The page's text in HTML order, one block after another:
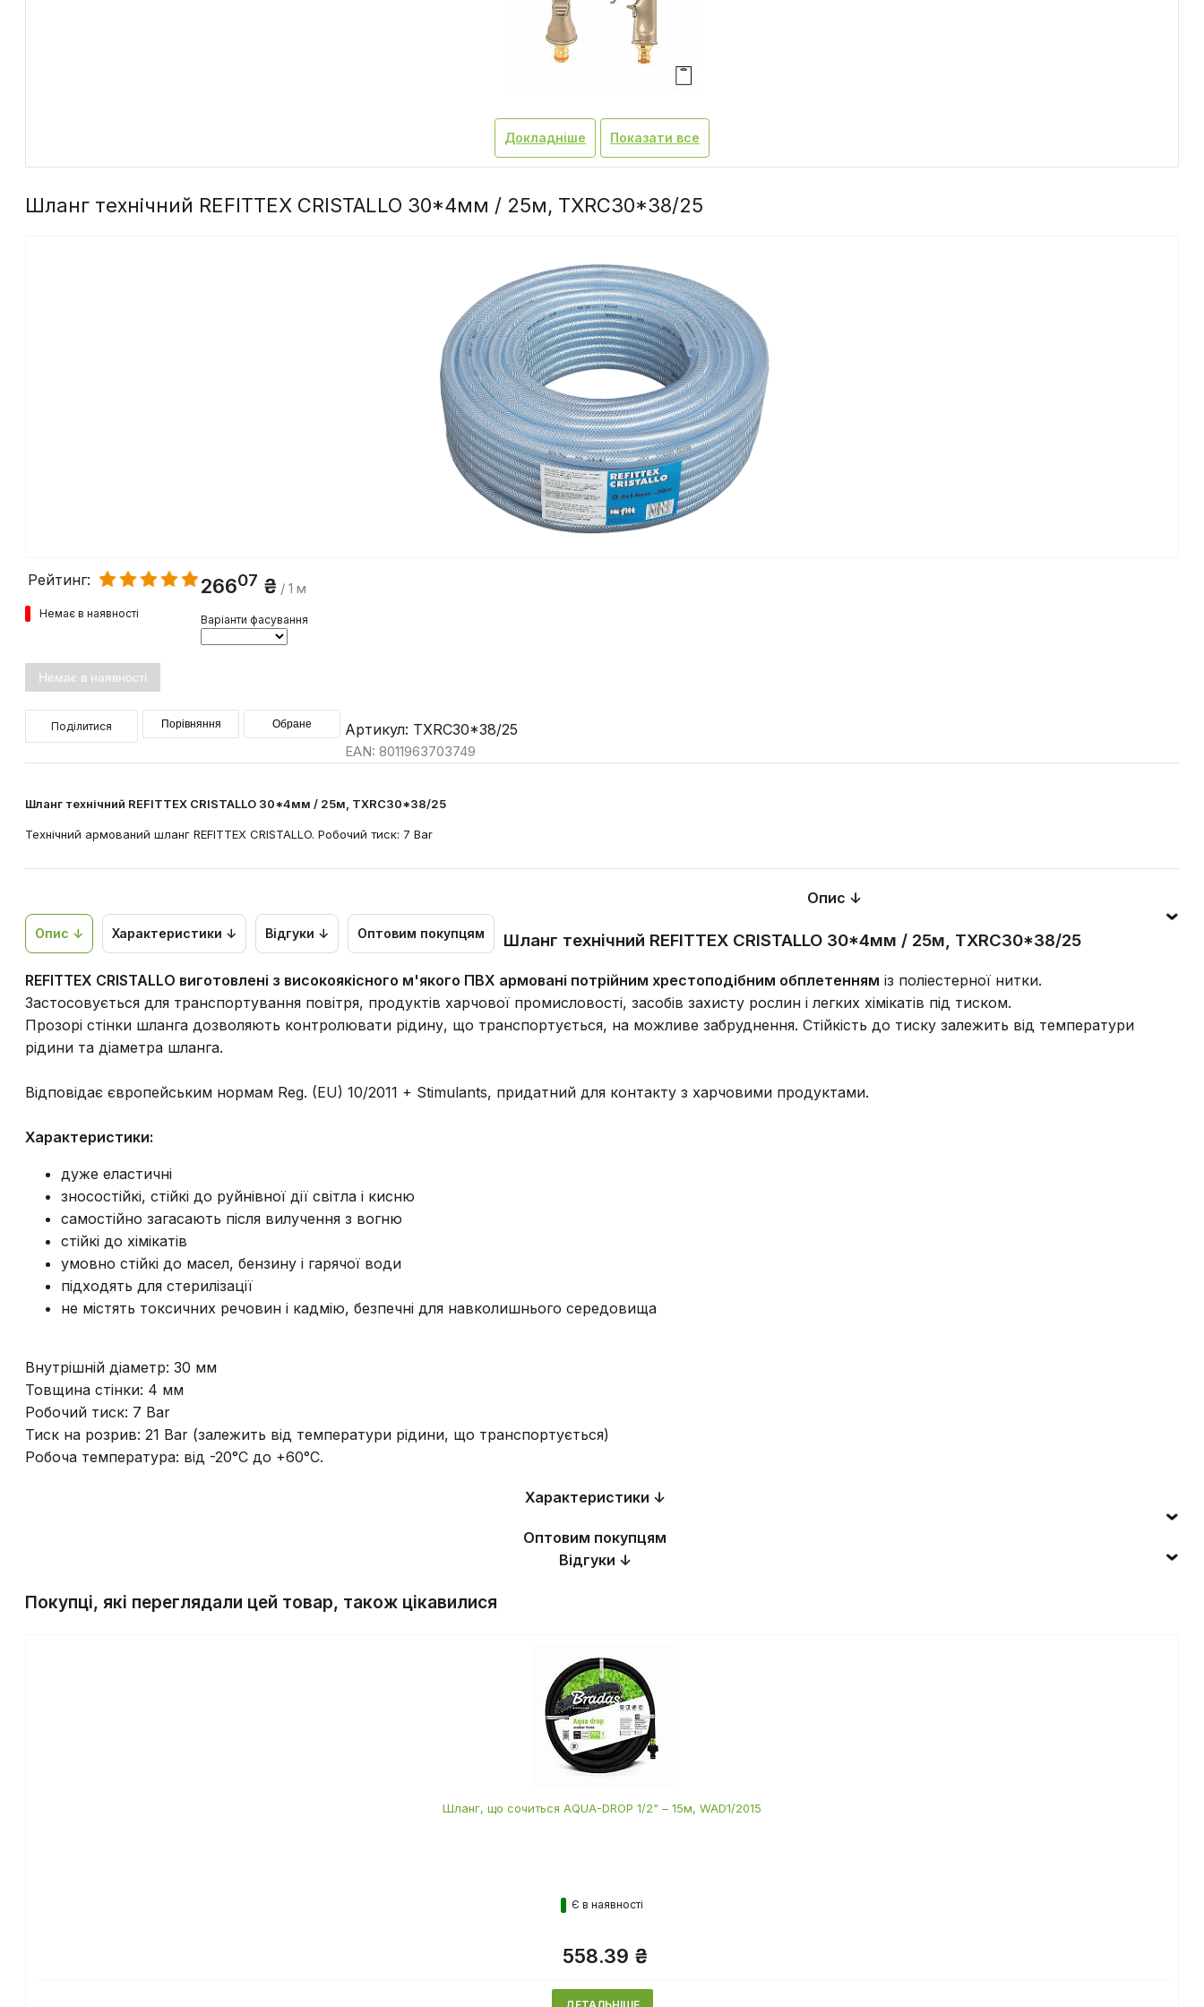
Докладніше Показати все
Шланг технічний REFITTEX CRISTALLO 30*4мм / 25м, TXRC30*38/25
Рейтинг:
Немає в наявності
26607 ₴ / 1 м
Варіанти фасування
Немає в наявності
Поділитися Порівняння Обране Артикул: TXRC30*38/25
EAN: 8011963703749
Шланг технічний REFITTEX CRISTALLO 30*4мм / 25м, TXRC30*38/25
Технічний армований шланг REFITTEX CRISTALLO. Робочий тиск: 7 Bar
Опис ↓ Характеристики ↓ Відгуки ↓ Оптовим покупцям
Опис ↓
Шланг технічний REFITTEX CRISTALLO 30*4мм / 25м, TXRC30*38/25
REFITTEX CRISTALLO виготовлені з високоякісного м'якого ПВХ армовані потрійним хрестоподібним обплетенням із поліестерної нитки.
Застосовується для транспортування повітря, продуктів харчової промисловості, засобів захисту рослин і легких хімікатів під тиском.
Прозорі стінки шланга дозволяють контролювати рідину, що транспортується, на можливе забруднення. Стійкість до тиску залежить від температури
рідини та діаметра шланга.
Відповідає європейським нормам Reg. (EU) 10/2011 + Stimulants, придатний для контакту з харчовими продуктами.
Характеристики:
дуже еластичні
зносостійкі, стійкі до руйнівної дії світла і кисню
самостійно загасають після вилучення з вогню
стійкі до хімікатів
умовно стійкі до масел, бензину і гарячої води
підходять для стерилізації
не містять токсичних речовин і кадмію, безпечні для навколишнього середовища
Внутрішній діаметр: 30 мм
Товщина стінки: 4 мм
Робочий тиск: 7 Bar
Тиск на розрив: 21 Bar (залежить від температури рідини, що транспортується)
Робоча температура: від -20°C до +60°C.
Характеристики ↓
Оптовим покупцям
Відгуки ↓
Покупці, які переглядали цей товар, також цікавилися
Шланг, що сочиться AQUA-DROP 1/2" – 15м, WAD1/2015
Є в наявності
558.39 ₴